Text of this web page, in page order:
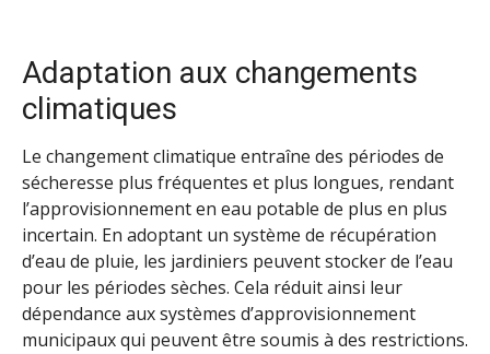
Adaptation aux changements
climatiques
Le changement climatique entraîne des périodes de
sécheresse plus fréquentes et plus longues, rendant
l’approvisionnement en eau potable de plus en plus
incertain. En adoptant un système de récupération
d’eau de pluie, les jardiniers peuvent stocker de l’eau
pour les périodes sèches. Cela réduit ainsi leur
dépendance aux systèmes d’approvisionnement
municipaux qui peuvent être soumis à des restrictions.